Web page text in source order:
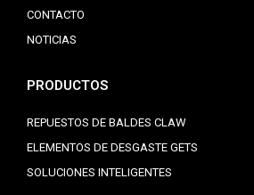
CONTACTO
NOTICIAS
PRODUCTOS
REPUESTOS DE BALDES CLAW
ELEMENTOS DE DESGASTE GETS
SOLUCIONES INTELIGENTES